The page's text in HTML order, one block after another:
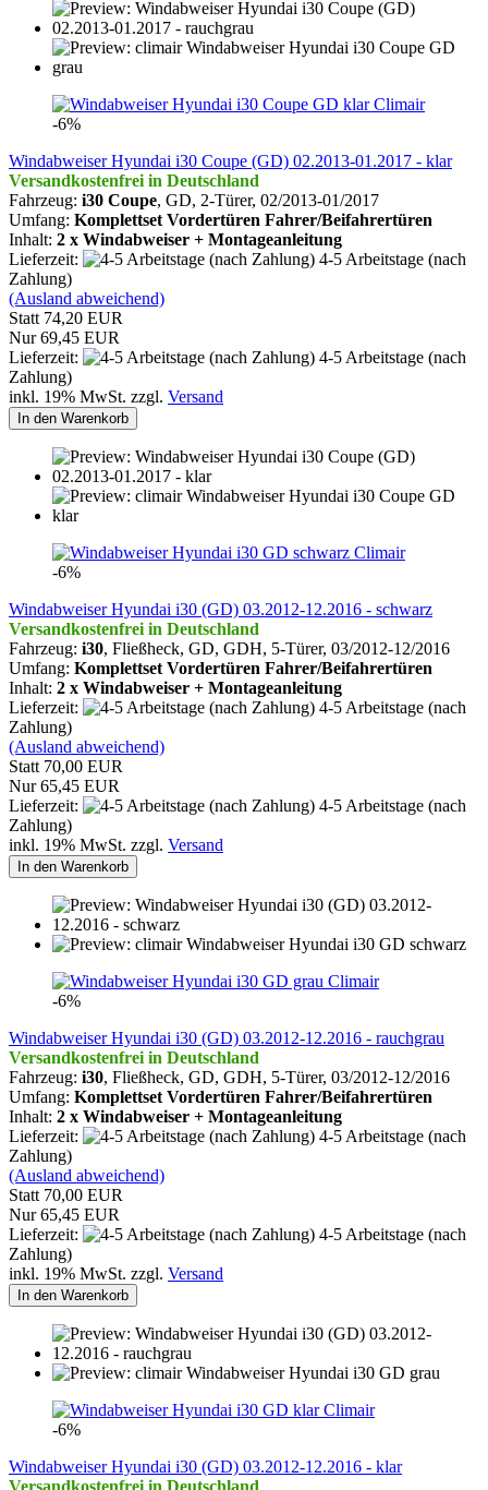
Climair
-6%
Windabweiser Hyundai i30 Coupe (GD) 02.2013-01.2017 - klar
Versandkostenfrei in Deutschland
Fahrzeug: i30 Coupe, GD, 2-Türer, 02/2013-01/2017
Umfang: Komplettset Vordertüren Fahrer/Beifahrertüren
Inhalt: 2 x Windabweiser + Montageanleitung
Lieferzeit:
4-5 Arbeitstage (nach
Zahlung)
(Ausland abweichend)
Statt 74,20 EUR
Nur 69,45 EUR
Lieferzeit:
4-5 Arbeitstage (nach
Zahlung)
inkl. 19% MwSt. zzgl. Versand
In den Warenkorb
Climair
-6%
Windabweiser Hyundai i30 (GD) 03.2012-12.2016 - schwarz
Versandkostenfrei in Deutschland
Fahrzeug: i30, Fließheck, GD, GDH, 5-Türer, 03/2012-12/2016
Umfang: Komplettset Vordertüren Fahrer/Beifahrertüren
Inhalt: 2 x Windabweiser + Montageanleitung
Lieferzeit:
4-5 Arbeitstage (nach
Zahlung)
(Ausland abweichend)
Statt 70,00 EUR
Nur 65,45 EUR
Lieferzeit:
4-5 Arbeitstage (nach
Zahlung)
inkl. 19% MwSt. zzgl. Versand
In den Warenkorb
Climair
-6%
Windabweiser Hyundai i30 (GD) 03.2012-12.2016 - rauchgrau
Versandkostenfrei in Deutschland
Fahrzeug: i30, Fließheck, GD, GDH, 5-Türer, 03/2012-12/2016
Umfang: Komplettset Vordertüren Fahrer/Beifahrertüren
Inhalt: 2 x Windabweiser + Montageanleitung
Lieferzeit:
4-5 Arbeitstage (nach
Zahlung)
(Ausland abweichend)
Statt 70,00 EUR
Nur 65,45 EUR
Lieferzeit:
4-5 Arbeitstage (nach
Zahlung)
inkl. 19% MwSt. zzgl. Versand
In den Warenkorb
Climair
-6%
Windabweiser Hyundai i30 (GD) 03.2012-12.2016 - klar
Versandkostenfrei in Deutschland